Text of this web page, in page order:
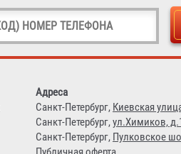
Адреса
Санкт-Петербург, Киевская
Санкт-Петербург,ул.Химиков,
Санкт-Петербург, Пулковское